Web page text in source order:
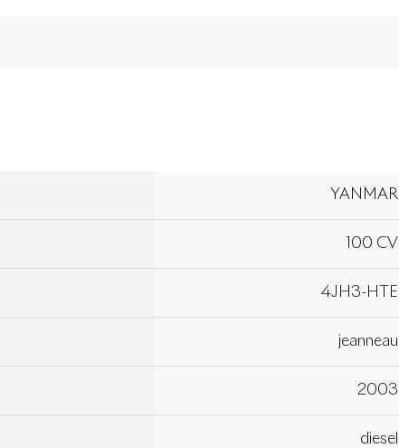
YANMAR
100 CV
4JH3-HTE
jeanneau
2003
diesel